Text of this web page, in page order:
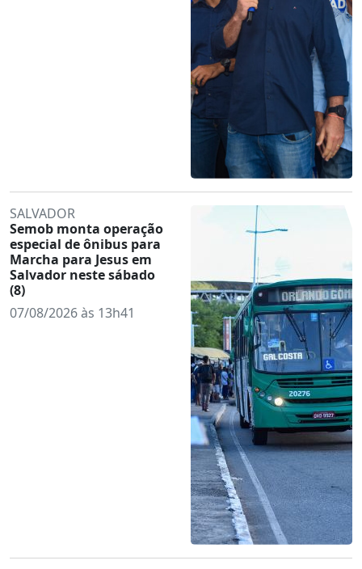
SALVADOR
Semob monta operação
especial de ônibus para
Marcha para Jesus em
Salvador neste sábado
(8)
07/08/2026 às 13h41